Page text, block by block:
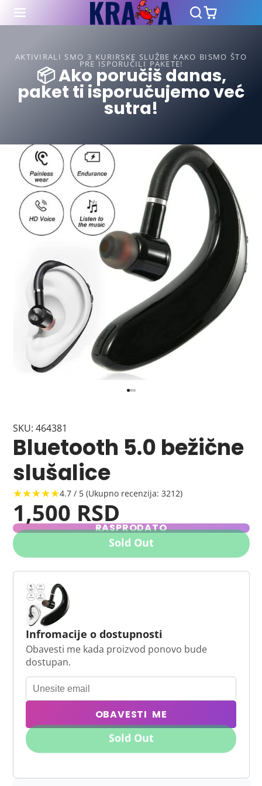
AKTIVIRALI SMO 3 KURIRSKE SLUŽBE KAKO BISMO ŠTO
PRE ISPORUČILI PAKETE!
📦 Ako poručiš danas,
paket ti isporučujemo već
sutra!
SKU: 464381
Bluetooth 5.0 bežične
slušalice
★★★★★4.7 / 5 (Ukupno recenzija: 3212)
1,500 RSD
RASPRODATO
Sold Out
Infromacije o dostupnosti
Obavesti me kada proizvod ponovo bude
dostupan.
OBAVESTI ME
Sold Out